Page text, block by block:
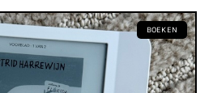
BOEKEN